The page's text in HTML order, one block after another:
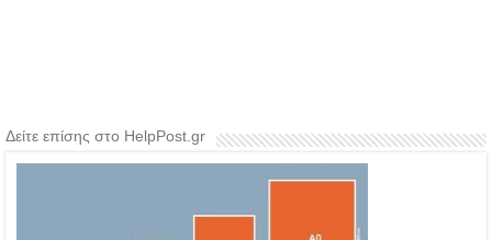
Δείτε επίσης στο HelpPost.gr